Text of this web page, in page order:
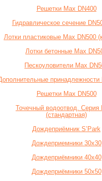
Решетки Max DN400
Гидравлическое сечение
Лотки пластиковые Max DN500
Лотки бетонные Max
Пескоуловители Max
принадлежности
Решетки Max DN500
Точечный водоотвод. Серия
(стандартная)
Дождеприёмник S’Park
Дождеприемники 30х30
Дождеприёмники 40х40
Дождеприёмники 50х50